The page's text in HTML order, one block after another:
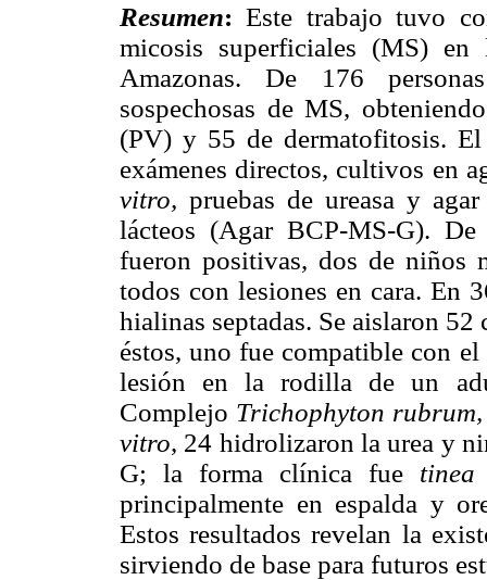
Resumen:Este trabajo tuvo
micosis superficiales (MS) en
Amazonas. De 176
sospechosas de MS,
(PV) y 55 de dermatofitosis.
exámenes directos, cultivos en
vitro, pruebas de ureasa y
lácteos (Agar BCP-MS-G).
fueron positivas, dos de niños
todos con lesiones en cara. En
hialinas septadas. Se aislaron
éstos, uno fue compatible con
lesión en la rodilla de un
Complejo Trichophyton
vitro, 24 hidrolizaron la urea y
G; la forma clínica fue
principalmente en espalda y
Estos resultados revelan la
sirviendo de base para futuros